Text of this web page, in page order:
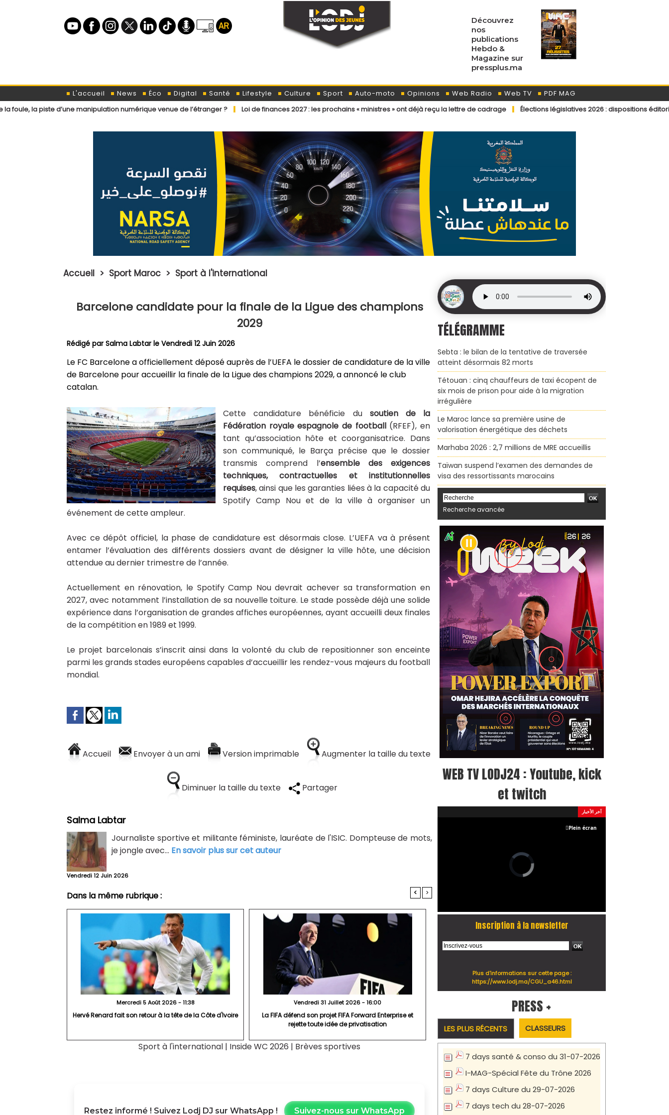
Découvrez
nos
publications
Hebdo &
Magazine sur
pressplus.ma
L'accueil News Éco Digital Santé Lifestyle Culture Sport Auto-moto Opinions Web Radio Web TV
PDF MAG
d’une manipulation numérique venue de l’étranger ?
Loi de finances 2027 : les prochains « ministres » ont déjà reçu la lettre de cadrage Élections législatives 2026 : dispositions éditoriales
Accueil > Sport Maroc > Sport à l'international
Barcelone candidate pour la finale de la Ligue des champions
2029
Rédigé parSalma Labtarle Vendredi 12 Juin 2026
Le FC Barcelone a officiellement déposé auprès de l’UEFA le dossier de candidature de la ville
de Barcelone pour accueillir la finale de la Ligue des champions 2029, a annoncé le club
catalan.
Cette candidature bénéficie dusoutien de la
Fédération royale espagnole de football (RFEF), en
tant qu’association hôte et coorganisatrice. Dans
son communiqué, le Barça précise que le dossier
transmis comprend l’ensemble des exigences
techniques, contractuelles et institutionnelles
requises, ainsi que les garanties liées à la capacité du
Spotify Camp Nou et de la ville à organiser un
événement de cette ampleur.
Avec ce dépôt officiel, la phase de candidature est désormais close. L’UEFA va à présent
entamer l’évaluation des différents dossiers avant de désigner la ville hôte, une décision
attendue au dernier trimestre de l’année.
Actuellement en rénovation, le Spotify Camp Nou devrait achever sa transformation en
2027, avec notamment l’installation de sa nouvelle toiture. Le stade possède déjà une solide
expérience dans l’organisation de grandes affiches européennes, ayant accueilli deux finales
de la compétition en 1989 et 1999.
Le projet barcelonais s’inscrit ainsi dans la volonté du club de repositionner son enceinte
parmi les grands stades européens capables d’accueillir les rendez-vous majeurs du football
mondial.
Accueil Envoyer à un ami Version imprimable Augmenter la taille du texte
Diminuer la taille du texte Partager
Salma Labtar
Journaliste sportive et militante féministe, lauréate de l'ISIC. Dompteuse de mots,
je jongle avec... En savoir plus sur cet auteur
Vendredi 12 Juin 2026
Dans la même rubrique : < >
Mercredi 5 Août 2026 - 11:38
Hervé Renard fait son retour à la tête de la Côte d'Ivoire
Vendredi 31 Juillet 2026 - 16:00
La FIFA défend son projet FIFA Forward Enterprise et
rejette toute idée de privatisation
Sport à l'international | Inside WC 2026 | Brèves sportives
Restez informé ! Suivez Lodj DJ sur WhatsApp ! Suivez-nous sur WhatsApp
TÉLÉGRAMME
Sebta : le bilan de la tentative de traversée
atteint désormais 82 morts
Tétouan : cinq chauffeurs de taxi écopent de
six mois de prison pour aide à la migration
irrégulière
Le Maroc lance sa première usine de
valorisation énergétique des déchets
Marhaba 2026 : 2,7 millions de MRE accueillis
Taïwan suspend l’examen des demandes de
visa des ressortissants marocains
Recherche avancée
WEB TV LODJ24 : Youtube, kick
et twitch
آخر الأخبار
Plein écran
Inscription à la newsletter
Plus d'informations sur cette page :
https://www.lodj.ma/CGU_a46.html
PRESS +
LES PLUS RÉCENTS CLASSEURS
7 days santé & conso du 31-07-2026
I-MAG-Spécial Fête du Trône 2026
7 days Culture du 29-07-2026
7 days tech du 28-07-2026